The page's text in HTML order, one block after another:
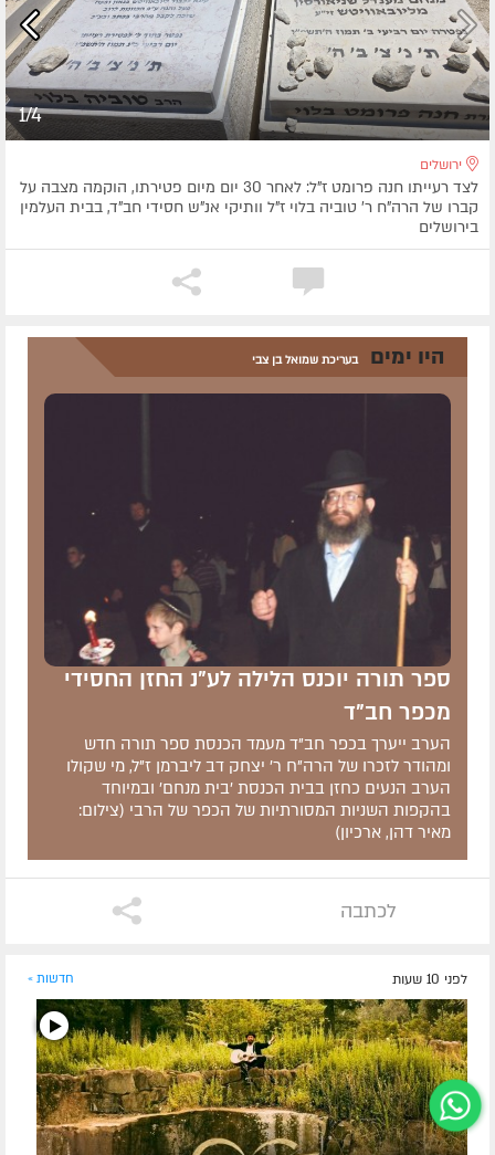
1/4
ירושלים
לצד רעייתו חנה פרומט ז"ל: לאחר 30 יום מיום פטירתו, הוקמה מצבה על
קברו של הרה"ח ר' טוביה בלוי ז"ל וותיקי אנ"ש חסידי חב"ד, בבית העלמין
בירושלים
היו ימים בעריכת שמואל בן צבי
ספר תורה יוכנס הלילה לע"נ החזן החסידי
מכפר חב"ד
הערב ייערך בכפר חב"ד מעמד הכנסת ספר תורה חדש
ומהודר לזכרו של הרה"ח ר' יצחק דב ליברמן ז"ל, מי שקולו
הערב הנעים כחזן בבית הכנסת 'בית מנחם' ובמיוחד
בהקפות השניות המסורתיות של הכפר של הרבי (צילום:
מאיר דהן, ארכיון)
לכתבה
לפני 10 שעות חדשות »